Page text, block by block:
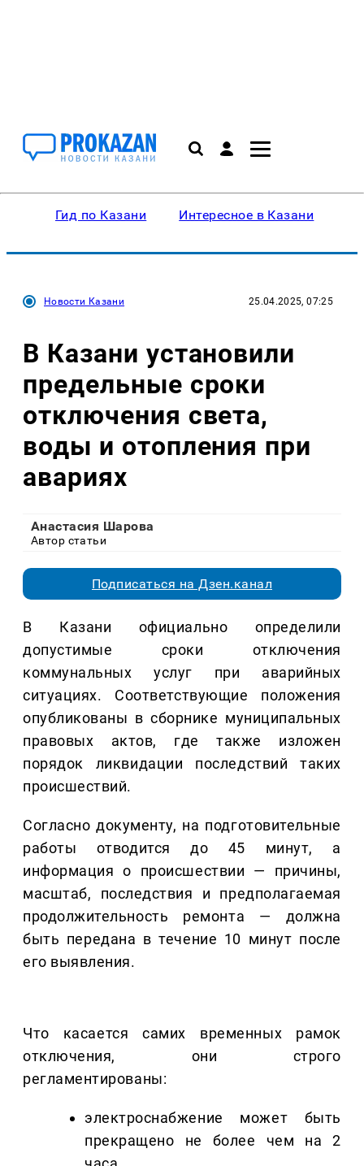
Гид по Казани Интересное в Казани
Новости Казани 25.04.2025, 07:25
В Казани установили
предельные сроки
отключения света,
воды и отопления при
авариях
Анастасия Шарова
Автор статьи
Подписаться на Дзен.канал
В Казани официально определили
допустимые сроки отключения
коммунальных услуг при аварийных
ситуациях. Соответствующие положения
опубликованы в сборнике муниципальных
правовых актов, где также изложен
порядок ликвидации последствий таких
происшествий.
Согласно документу, на подготовительные
работы отводится до 45 минут, а
информация о происшествии — причины,
масштаб, последствия и предполагаемая
продолжительность ремонта — должна
быть передана в течение 10 минут после
его выявления.
Что касается самих временных рамок
отключения, они строго
регламентированы:
электроснабжение может быть
прекращено не более чем на 2